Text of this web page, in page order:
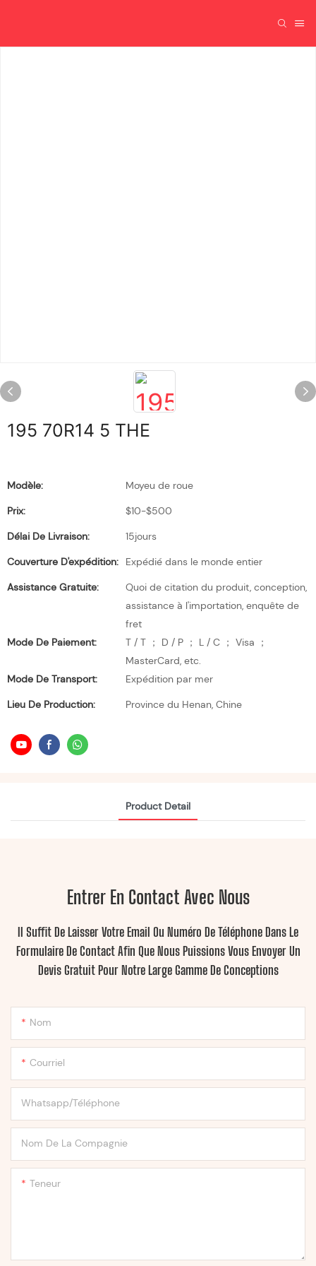
195 70R14 5 THE
Modèle:
Moyeu de roue
Prix:
$10-$500
Délai De Livraison:
15jours
Couverture D'expédition:
Expédié dans le monde entier
Assistance Gratuite:
Quoi de citation du produit, conception,
assistance à l'importation, enquête de
fret
Mode De Paiement:
T / T ； D / P ； L / C ； Visa ；
MasterCard, etc.
Mode De Transport:
Expédition par mer
Lieu De Production:
Province du Henan, Chine
Product Detail
Entrer En Contact Avec Nous
Il Suffit De Laisser Votre Email Ou Numéro De Téléphone Dans Le
Formulaire De Contact Afin Que Nous Puissions Vous Envoyer Un
Devis Gratuit Pour Notre Large Gamme De Conceptions
Nom
Courriel
Whatsapp/Téléphone
Nom De La Compagnie
Teneur